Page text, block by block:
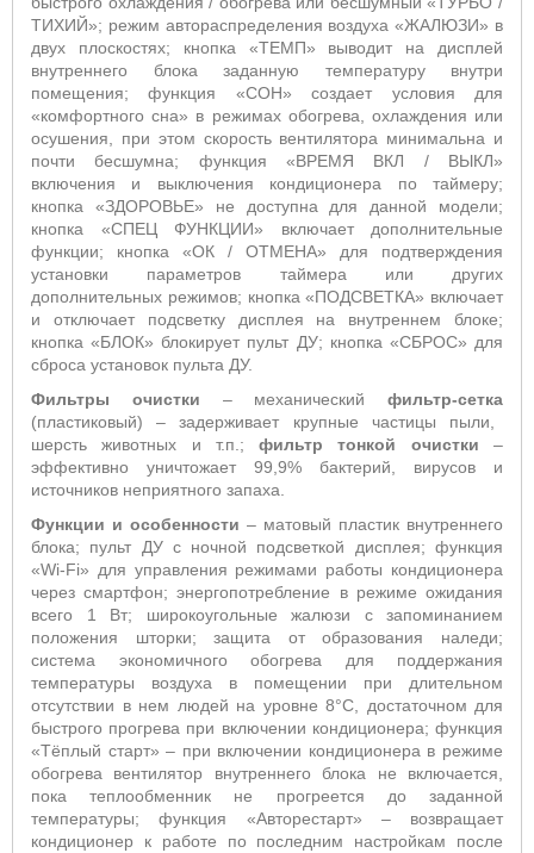
ТИХИЙ»; режим автораспределения воздуха «ЖАЛЮЗИ» в
двух плоскостях; кнопка«ТЕМП» выводит на дисплей
внутреннего блока заданную температуру внутри
помещения; функция «СОН» создает условия для
«комфортного сна» в режимах обогрева, охлаждения или
осушения, при этом скорость вентилятора минимальна и
почти бесшумна; функция «ВРЕМЯ ВКЛ / ВЫКЛ»
включения и выключения кондиционера по таймеру;
кнопка «ЗДОРОВЬЕ» не доступна для данной модели;
кнопка «СПЕЦ ФУНКЦИИ» включает дополнительные
функции; кнопка «ОК / ОТМЕНА» для подтверждения
установки параметров таймера или других
дополнительных режимов; кнопка «ПОДСВЕТКА» включает
и отключает подсветку дисплея на внутреннем блоке;
кнопка «БЛОК» блокирует пульт ДУ; кнопка «СБРОС» для
сброса установок пульта ДУ.
Фильтры очистки – механический фильтр-сетка
(пластиковый) – задерживает крупные частицы пыли,
шерсть животных и т.п.;фильтр тонкой очистки –
эффективно уничтожает 99,9% бактерий, вирусов и
источников неприятного запаха.
Функции и особенности – матовый пластик внутреннего
блока; пульт ДУ с ночной подсветкой дисплея; функция
«Wi-Fi» для управления режимами работы кондиционера
через смартфон;энергопотребление в режиме ожидания
всего 1 Вт; широкоугольные жалюзи с запоминанием
положения шторки; защита от образования наледи;
система экономичного обогрева для поддержания
температуры воздуха в помещении при длительном
отсутствии в нем людей на уровне 8°С, достаточном для
быстрого прогрева при включении кондиционера; функция
«Тёплый старт»– при включении кондиционера в режиме
обогрева вентилятор внутреннего блока не включается,
пока теплообменник не прогреется до заданной
температуры; функция «Авторестарт» – возвращает
кондиционер к работе по последним настройкам после